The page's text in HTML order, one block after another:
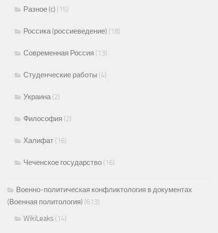
Разное (c) (15)
Россика (россиеведение) (18)
Современная Россия (13)
Студенческие работы (4)
Украина(2)
Философия (2)
Халифат (16)
Чеченское государство (16)
Военно-политическая конфликтология в документах
(Военная политология) (613)
WikiLeaks (14)